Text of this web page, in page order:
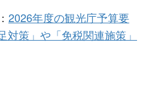
2026年度の観光庁予算要
策」や「免税関連施策」